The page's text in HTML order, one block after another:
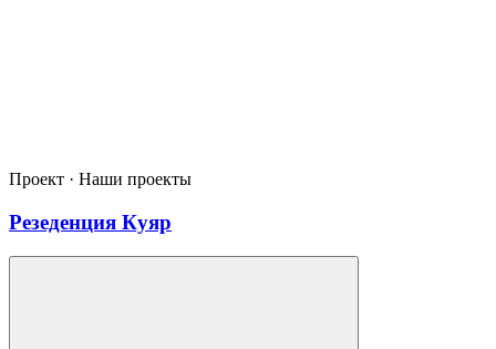
Проект · Наши проекты
Резеденция Куяр